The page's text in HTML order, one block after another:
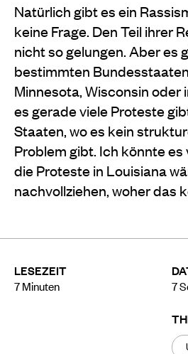
LESEZEIT
7Minuten
7
Natürlich gibt es ein
keine Frage. Den Teil ihrer
nicht so gelungen. Aber es
bestimmten
Minnesota, Wisconsin oder
es gerade viele Proteste
Staaten, wo es kein
Problem gibt. Ich könnte es
die Proteste in Louisiana
nachvollziehen, woher das